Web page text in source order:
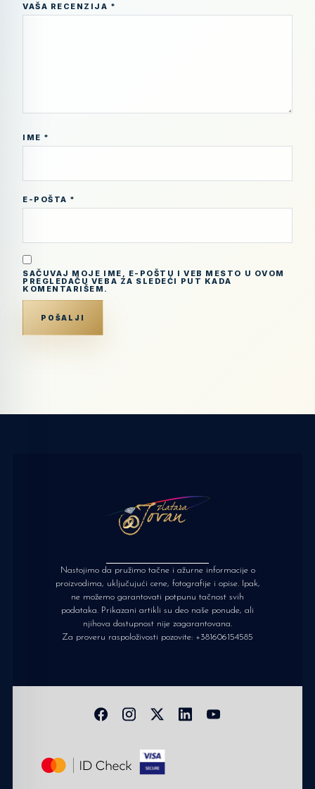
VAŠA RECENZIJA *
IME *
E-POŠTA *
SAČUVAJ MOJE IME, E-POŠTU I VEB MESTO U OVOM
PREGLEDAČU VEBA ZA SLEDEĆI PUT KADA
KOMENTARIŠEM.
Nastojimo da pružimo tačne i ažurne informacije o
proizvodima, uključujući cene, fotografije i opise. Ipak,
ne možemo garantovati potpunu tačnost svih
podataka. Prikazani artikli su deo naše ponude, ali
njihova dostupnost nije zagarantovana.
Za proveru raspoloživosti pozovite: +381606154585